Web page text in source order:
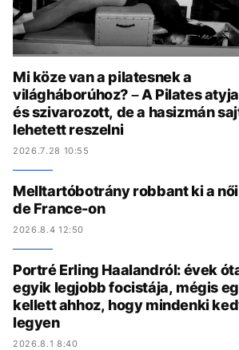
Mi köze van a pilatesnek a
világháborúhoz? – A Pilates
és szivarozott, de a hasizmán
lehetett reszelni
2026.7.28 10:55
Melltartóbotrány robbant ki a
de France-on
2026.8.4 12:50
Portré Erling Haalandról: évek
egyik legjobb focistája, mégis
kellett ahhoz, hogy mindenki
legyen
2026.8.1 8:40